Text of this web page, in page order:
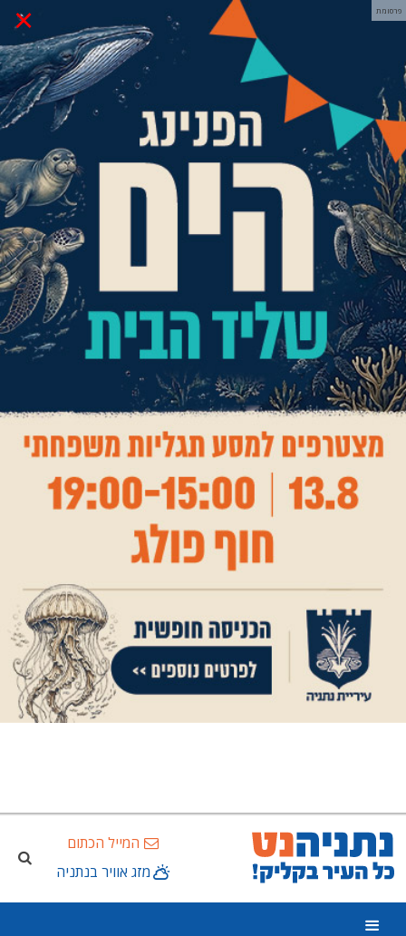
× פרסומת
המייל הכתום
מזג אוויר בנתניה